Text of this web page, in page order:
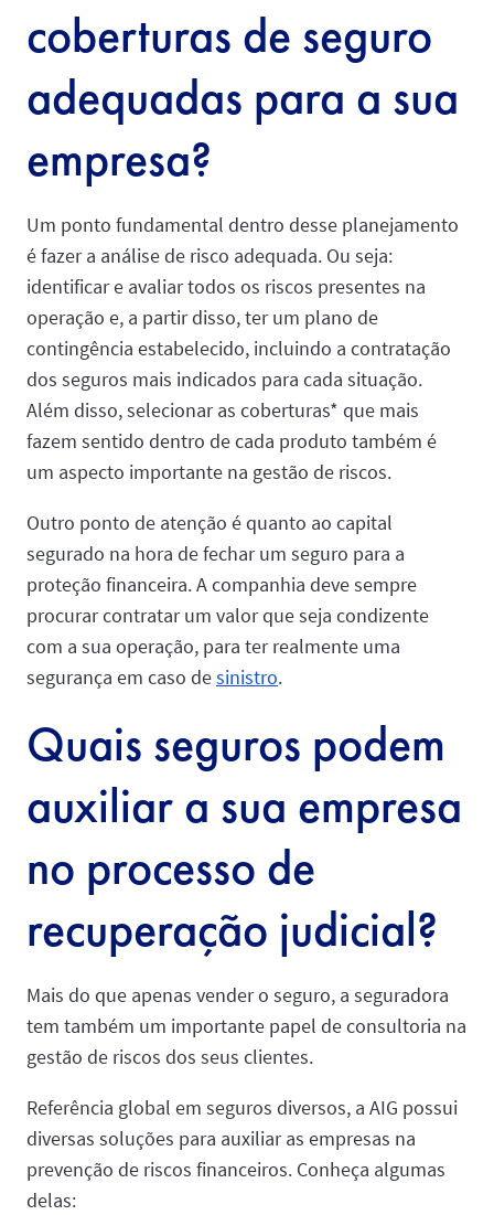
coberturas de seguro
adequadas para a sua
empresa?
Um ponto fundamental dentro desse planejamento
é fazer a análise de risco adequada. Ou seja:
identificar e avaliar todos os riscos presentes na
operação e, a partir disso, ter um plano de
contingência estabelecido, incluindo a contratação
dos seguros mais indicados para cada situação.
Além disso, selecionar as coberturas* que mais
fazem sentido dentro de cada produto também é
um aspecto importante na gestão de riscos.
Outro ponto de atenção é quanto ao capital
segurado na hora de fechar um seguro para a
proteção financeira. A companhia deve sempre
procurar contratar um valor que seja condizente
com a sua operação, para ter realmente uma
segurança em caso desinistro.
Quais seguros podem
auxiliar a sua empresa
no processo de
recuperação judicial?
Mais do que apenas vender o seguro, a seguradora
tem também um importante papel de consultoria na
gestão de riscos dos seus clientes.
Referência global em seguros diversos, a AIG possui
diversas soluções para auxiliar as empresas na
prevenção de riscos financeiros. Conheça algumas
delas: